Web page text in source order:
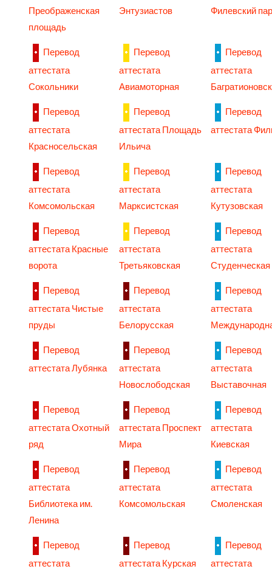
Преображенская
площадь
Энтузиастов
Филевский
Перевод
аттестата
Сокольники
Перевод
аттестата
Авиамоторная
Перевод
аттестата
Перевод
аттестата
Красносельская
Перевод
аттестата Площадь
Ильича
Перевод
аттестата
Перевод
аттестата
Комсомольская
Перевод
аттестата
Марксистская
Перевод
аттестата
Кутузовская
Перевод
аттестата Красные
ворота
Перевод
аттестата
Третьяковская
Перевод
аттестата
Студенческая
Перевод
аттестата Чистые
пруды
Перевод
аттестата
Белорусская
Перевод
аттестата
Перевод
аттестата Лубянка
Перевод
аттестата
Новослободская
Перевод
аттестата
Выставочная
Перевод
аттестата Охотный
ряд
Перевод
аттестата Проспект
Мира
Перевод
аттестата
Киевская
Перевод
аттестата
Библиотека им.
Ленина
Перевод
аттестата
Комсомольская
Перевод
аттестата
Смоленская
Перевод
аттестата
Перевод
аттестата Курская
Перевод
аттестата